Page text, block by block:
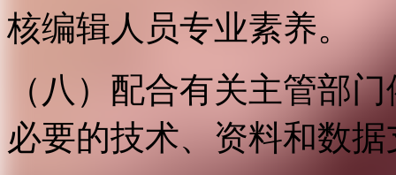
核编辑人员专业素养。
（八）配合有关主管部
必要的技术、资料和数